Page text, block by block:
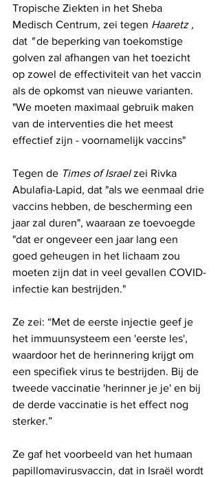
Tropische Ziekten in het Sheba
Medisch Centrum, zei tegen Haaretz ,
dat " de beperking van toekomstige
golven zal afhangen van het toezicht
op zowel de effectiviteit van het vaccin
als de opkomst van nieuwe varianten.
"We moeten maximaal gebruik maken
van de interventies die het meest
effectief zijn - voornamelijk vaccins"
Tegen de Times of Israel zei Rivka
Abulafia-Lapid, dat "als we eenmaal drie
vaccins hebben, de bescherming een
jaar zal duren", waaraan ze toevoegde
"dat er ongeveer een jaar lang een
goed geheugen in het lichaam zou
moeten zijn dat in veel gevallen COVID-
infectie kan bestrijden."
Ze zei: “Met de eerste injectie geef je
het immuunsysteem een ​​'eerste les',
waardoor het de herinnering krijgt om
een ​​specifiek virus te bestrijden. Bij de
tweede vaccinatie 'herinner je je' en bij
de derde vaccinatie is het effect nog
sterker.”
Ze gaf het voorbeeld van het humaan
papillomavirusvaccin, dat in Israël wordt